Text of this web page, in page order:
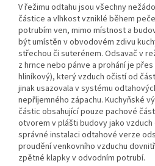
V řežimu odtahu jsou všechny
částice a vlhkost vzniklé během
potrubím ven, mimo místnost a
být umístěn v obvodovém zdivu
střechou či suterénem. Odsavač v
z hrnce nebo pánve a prohání je
hliníkový), který vzduch očistí od
jinak usazovala v systému
nepříjemného zápachu. Kuchyňské
částic obsahující pouze pachové
otvorem v plášti budovy jako vzduch
správné instalaci odtahové verze
proudění venkovního vzduchu
zpětné klapky v odvodním potrubí.